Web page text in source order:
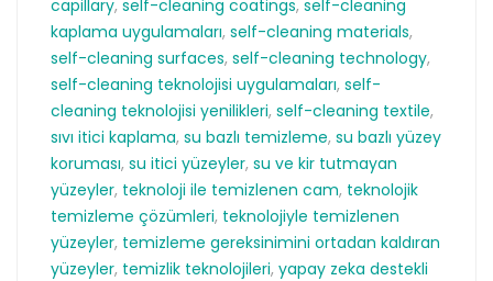
capillary, self-cleaning coatings, self-cleaning
kaplama uygulamaları, self-cleaning materials,
self-cleaning surfaces, self-cleaning technology,
self-cleaning teknolojisi uygulamaları, self-
cleaning teknolojisi yenilikleri, self-cleaning textile,
sıvı itici kaplama, su bazlı temizleme, su bazlı yüzey
koruması, su itici yüzeyler, su ve kir tutmayan
yüzeyler, teknoloji ile temizlenen cam, teknolojik
temizleme çözümleri, teknolojiyle temizlenen
yüzeyler, temizleme gereksinimini ortadan kaldıran
yüzeyler, temizlik teknolojileri, yapay zeka destekli